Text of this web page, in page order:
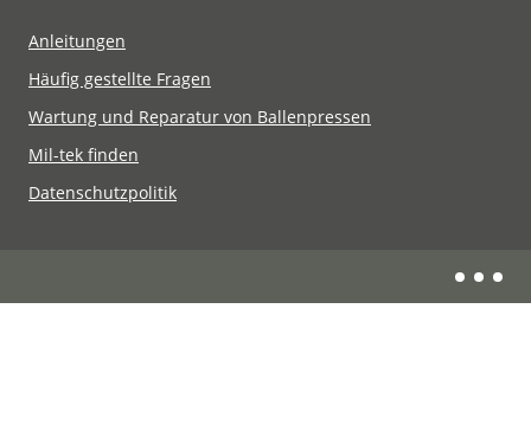
Anleitungen
Häufig gestellte Fragen
Wartung und Reparatur von Ballenpressen
Mil-tek finden
Datenschutzpolitik